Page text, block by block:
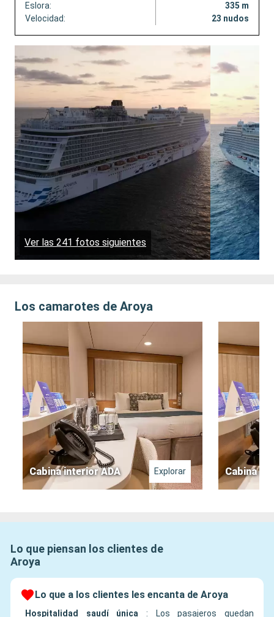
Eslora:
335 m
Velocidad:
23 nudos
Ver las 241 fotos siguientes
Los camarotes de Aroya
Cabina interior ADA Explorar Cabina
Lo que piensan los clientes de
Aroya
Lo que a los clientes les encanta de Aroya
Hospitalidad saudí única : Los pasajeros quedan